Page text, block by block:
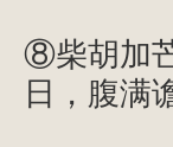
⑧柴胡加
日，腹满